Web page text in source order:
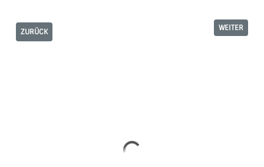
ZURÜCK WEITER